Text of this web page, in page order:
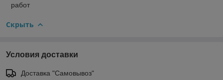
работ
Скрыть
Условия доставки
Доставка "Самовывоз"